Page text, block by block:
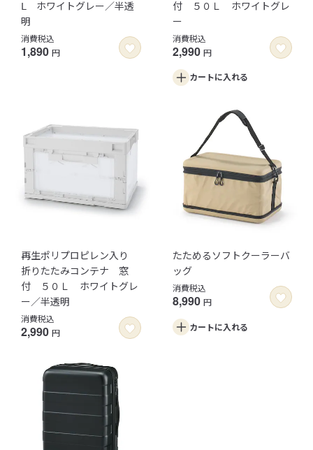
Ⅼ ホワイトグレー／半透
明
消費税込
1,890 円
付 ５０Ｌ ホワイトグレ
ー
消費税込
2,990 円
カートに入れる
再生ポリプロピレン入り
折りたたみコンテナ 窓
付 ５０Ｌ ホワイトグレ
ー／半透明
消費税込
2,990 円
たためるソフトクーラーバ
ッグ
消費税込
8,990 円
カートに入れる